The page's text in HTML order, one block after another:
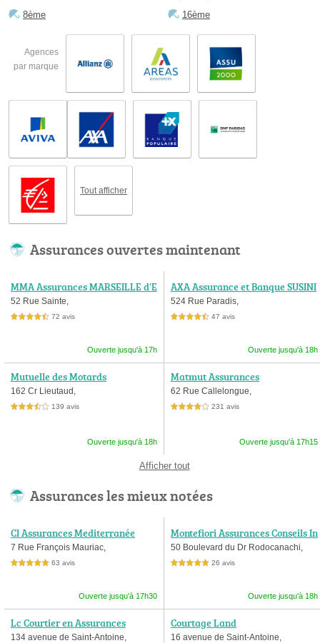
8ème
16ème
Agences
par marque
Tout afficher
Assurances ouvertes maintenant
MMA Assurances MARSEILLE d'E
STIENNE d'ORVES
52 Rue Sainte,
4,5 étoiles sur 5 72 avis
Ouverte jusqu'à 17h
AXA Assurance et Banque SUSINI
Pierre-O et Alexandre
524 Rue Paradis,
4,5 étoiles sur 5 47 avis
Ouverte jusqu'à 18h
Mutuelle des Motards
162 Cr Lieutaud,
3,5 étoiles sur 5 139 avis
Ouverte jusqu'à 18h
Matmut Assurances
62 Rue Callelongue,
4,0 étoiles sur 5 231 avis
Ouverte jusqu'à 17h15
Afficher tout
Assurances les mieux notées
Cl Assurances Mediterranée
7 Rue François Mauriac,
5,0 étoiles sur 5 63 avis
Ouverte jusqu'à 17h30
Montefiori Assurances Conseils In
vestissements
50 Boulevard du Dr Rodocanachi,
5,0 étoiles sur 5 26 avis
Ouverte jusqu'à 18h
Lc Courtier en Assurances
134 avenue de Saint-Antoine,
Courtage Land
16 avenue de Saint-Antoine,